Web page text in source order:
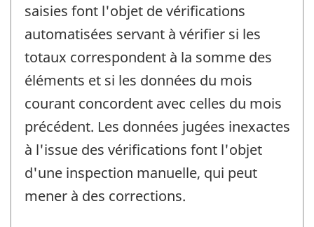
saisies font l'objet de vérifications
automatisées servant à vérifier si les
totaux correspondent à la somme des
éléments et si les données du mois
courant concordent avec celles du mois
précédent. Les données jugées inexactes
à l'issue des vérifications font l'objet
d'une inspection manuelle, qui peut
mener à des corrections.